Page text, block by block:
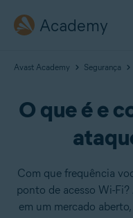
Academy
Avast Academy Segurança
O que é e
Com que frequência
ponto de acesso Wi-
em um mercado